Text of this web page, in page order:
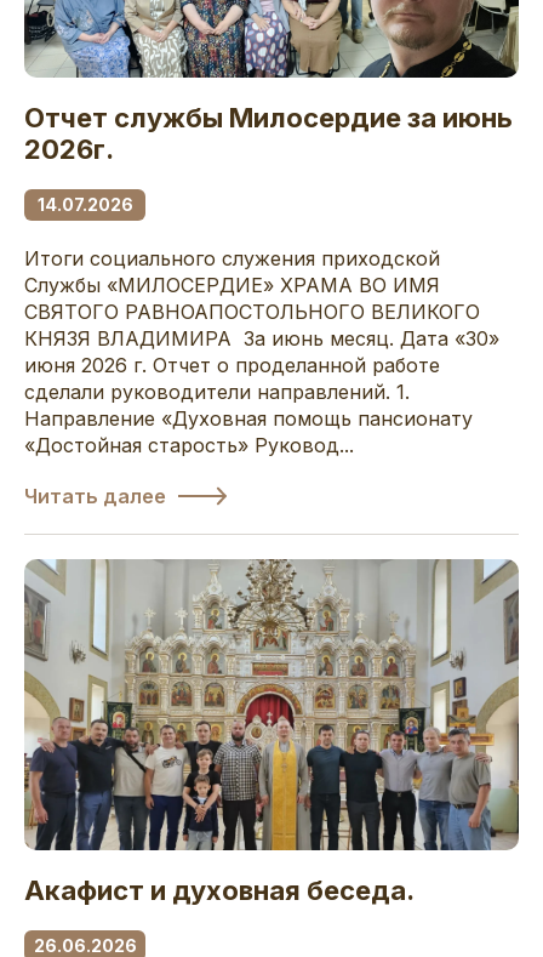
Отчет службы Милосердие за июнь
2026г.
14.07.2026
Итоги социального служения приходской
Службы «МИЛОСЕРДИЕ» ХРАМА ВО ИМЯ
СВЯТОГО РАВНОАПОСТОЛЬНОГО ВЕЛИКОГО
КНЯЗЯ ВЛАДИМИРА За июнь месяц. Дата «30»
июня 2026 г. Отчет о проделанной работе
сделали руководители направлений. 1.
Направление «Духовная помощь пансионату
«Достойная старость» Руковод...
Читать далее
Акафист и духовная беседа.
26.06.2026